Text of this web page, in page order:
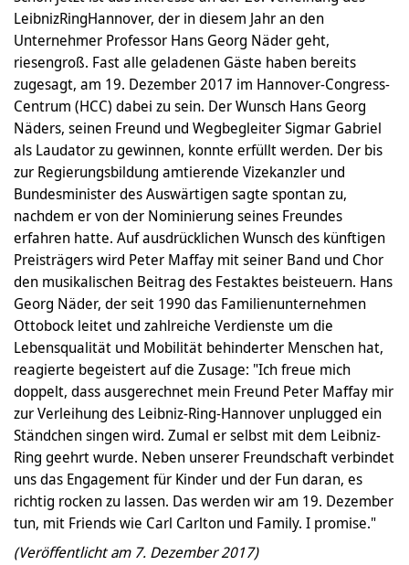
LeibnizRingHannover, der in diesem Jahr an den
Unternehmer Professor Hans Georg Näder geht,
riesengroß. Fast alle geladenen Gäste haben bereits
zugesagt, am 19. Dezember 2017 im Hannover-Congress-
Centrum (HCC) dabei zu sein. Der Wunsch Hans Georg
Näders, seinen Freund und Wegbegleiter Sigmar Gabriel
als Laudator zu gewinnen, konnte erfüllt werden. Der bis
zur Regierungsbildung amtierende Vizekanzler und
Bundesminister des Auswärtigen sagte spontan zu,
nachdem er von der Nominierung seines Freundes
erfahren hatte. Auf ausdrücklichen Wunsch des künftigen
Preisträgers wird Peter Maffay mit seiner Band und Chor
den musikalischen Beitrag des Festaktes beisteuern. Hans
Georg Näder, der seit 1990 das Familienunternehmen
Ottobock leitet und zahlreiche Verdienste um die
Lebensqualität und Mobilität behinderter Menschen hat,
reagierte begeistert auf die Zusage: "Ich freue mich
doppelt, dass ausgerechnet mein Freund Peter Maffay mir
zur Verleihung des Leibniz-Ring-Hannover unplugged ein
Ständchen singen wird. Zumal er selbst mit dem Leibniz-
Ring geehrt wurde. Neben unserer Freundschaft verbindet
uns das Engagement für Kinder und der Fun daran, es
richtig rocken zu lassen. Das werden wir am 19. Dezember
tun, mit Friends wie Carl Carlton und Family. I promise."
(Veröffentlicht am 7. Dezember 2017)